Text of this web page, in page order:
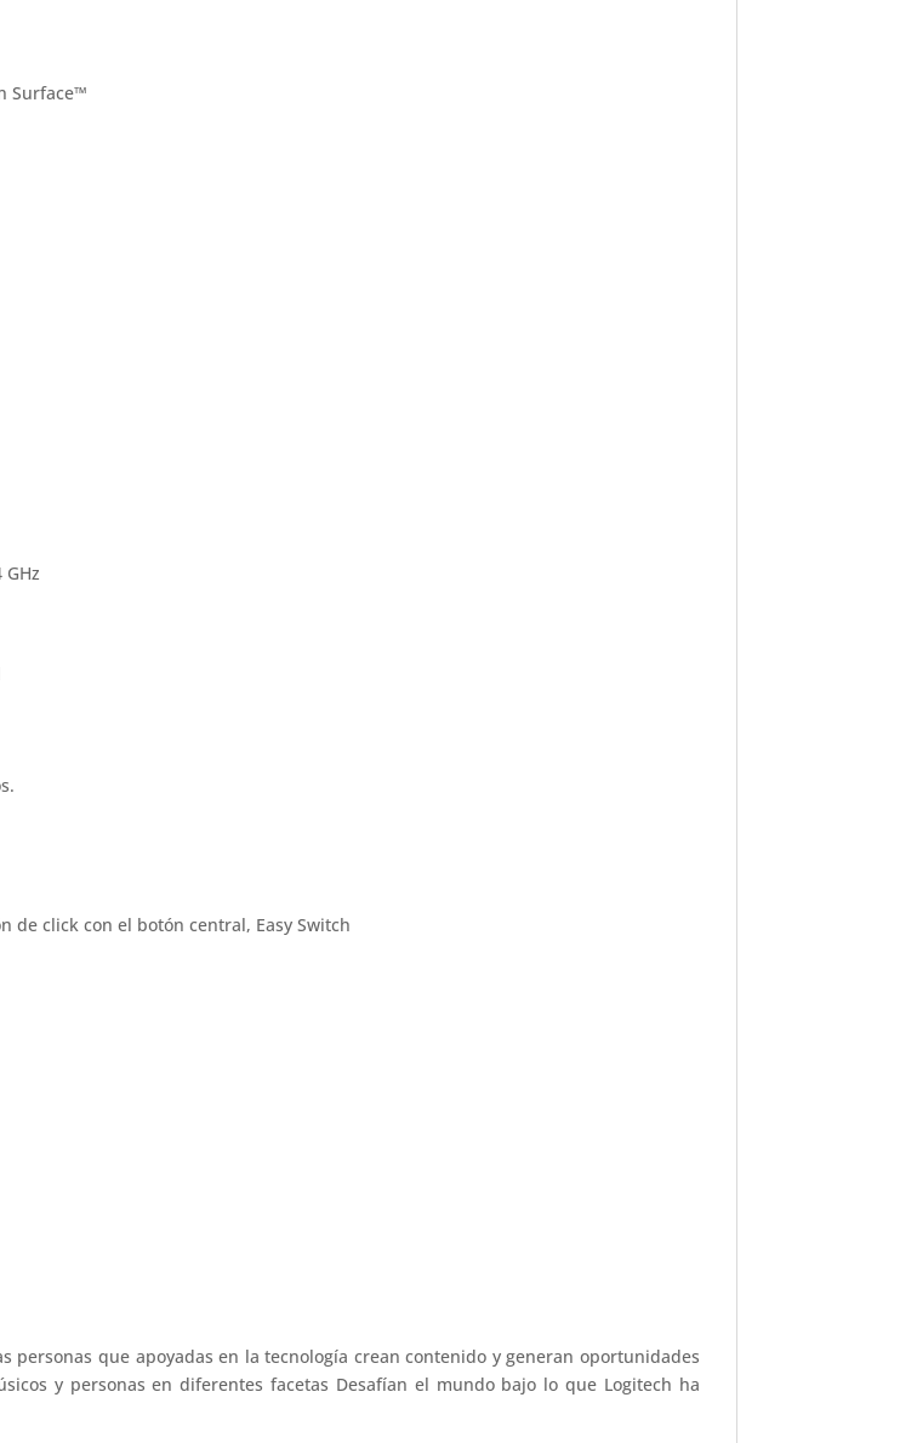
Surface™
de click con el botón central, Easy Switch
personas que apoyadas en la tecnología crean contenido y generan oportunidades
y personas en diferentes facetas Desafían el mundo bajo lo que Logitech ha